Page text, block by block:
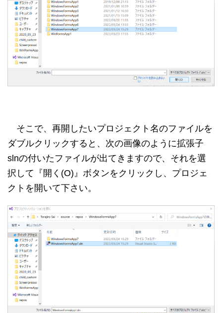
そこで、再開したいプロジェクト名のファイルを
ダブルクリックすると、次の画像のように拡張子
slnの付いたファイルが出てきますので、それを選
択して『開く(O)』ボタンをクリックし、プロジェ
クトを開いて下さい。